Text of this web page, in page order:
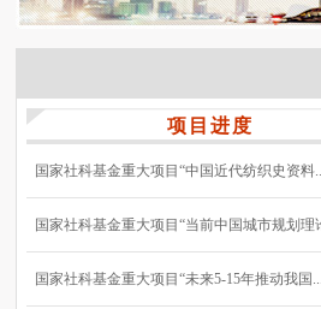
项目进度
国家社科基金重大项目“中国近代纺织史资料
国家社科基金重大项目“当前中国城市规划理
国家社科基金重大项目“未来5-15年推动我国...